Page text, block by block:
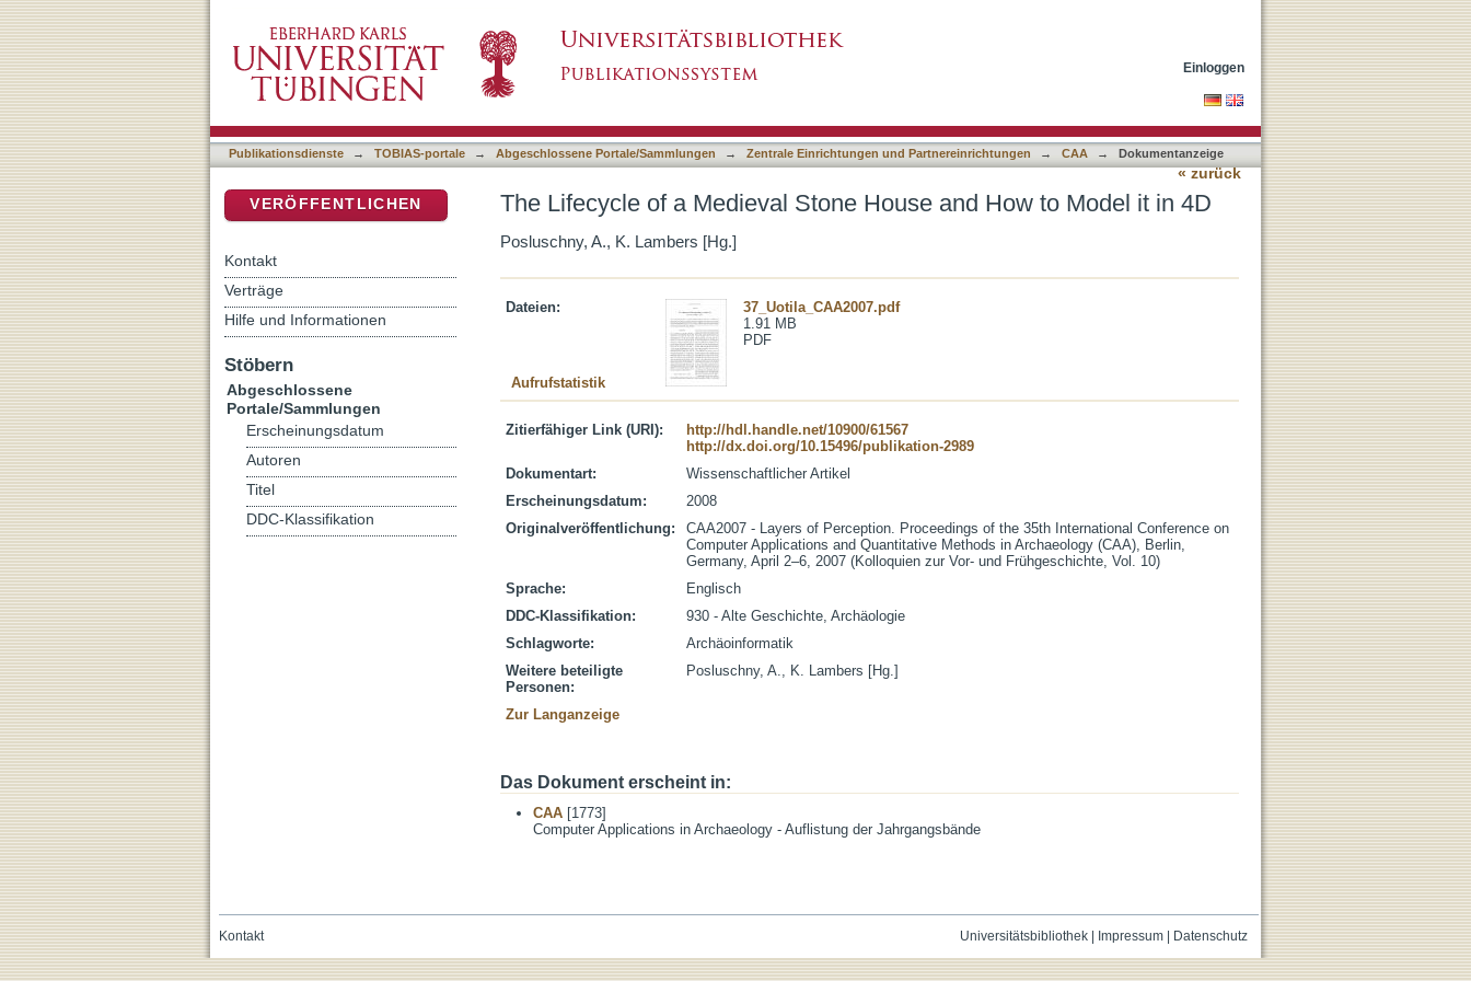
Einloggen
Publikationsdienste → TOBIAS-portale → Abgeschlossene Portale/Sammlungen → Zentrale Einrichtungen und Partnereinrichtungen → CAA → Dokumentanzeige
« zurück
The Lifecycle of a Medieval Stone House and How to Model it in 4D
Posluschny, A., K. Lambers [Hg.]
Dateien:
37_Uotila_CAA2007.pdf
1.91 MB
PDF
Aufrufstatistik
Zitierfähiger Link (URI):
http://hdl.handle.net/10900/61567
http://dx.doi.org/10.15496/publikation-2989
Dokumentart:
Wissenschaftlicher Artikel
Erscheinungsdatum:
2008
Originalveröffentlichung:
CAA2007 - Layers of Perception. Proceedings of the 35th International Conference on
Computer Applications and Quantitative Methods in Archaeology (CAA), Berlin,
Germany, April 2–6, 2007 (Kolloquien zur Vor- und Frühgeschichte, Vol. 10)
Sprache:
Englisch
DDC-Klassifikation:
930 - Alte Geschichte, Archäologie
Schlagworte:
Archäoinformatik
Weitere beteiligte
Personen:
Posluschny, A., K. Lambers [Hg.]
Zur Langanzeige
Das Dokument erscheint in:
CAA [1773]
Computer Applications in Archaeology - Auflistung der Jahrgangsbände
VERÖFFENTLICHEN
Kontakt
Verträge
Hilfe und Informationen
Stöbern
Abgeschlossene
Portale/Sammlungen
Erscheinungsdatum
Autoren
Titel
DDC-Klassifikation
Universitätsbibliothek| Impressum| Datenschutz
Kontakt